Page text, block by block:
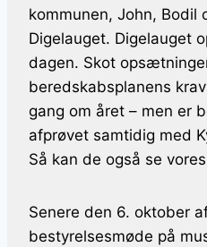
kommunen, John, Bodil
Digelauget. Digelauget
dagen. Skot
beredskabsplanens
gang om året – men er
afprøvet samtidig med
Så kan de også se
Senere den 6. oktober
bestyrelsesmøde på